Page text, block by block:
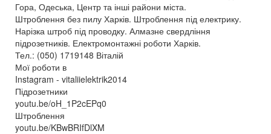
Гора, Одеська, Центр та інші райони міста.
Штроблення без пилу Харків. Штроблення під електрику.
Нарізка штроб під проводку. Алмазне свердління
підрозетників. Електромонтажні роботи Харків.
Тел.: (050) 1719148 Віталій
Мої роботи в
Instagram - vitaliielektrik2014
Підрозетники
youtu.be/oH_1P2cEPq0
Штроблення
youtu.be/KBwBRIfDlXM